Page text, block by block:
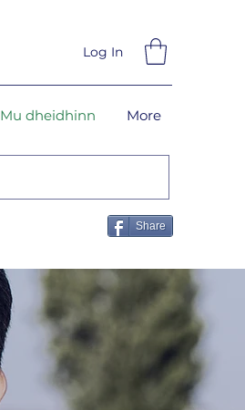
Log In
Mu dheidhinn More
Share